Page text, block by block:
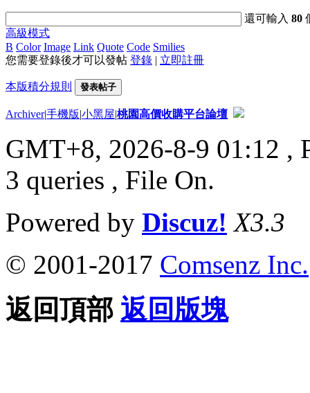
還可輸入80
高級模式
B Color Image Link Quote Code Smilies
您需要登錄後才可以發帖 登錄 | 立即註冊
本版積分規則 發表帖子
Archiver|手機版|小黑屋|桃園高價收購平台論壇
GMT+8, 2026-8-9 01:12 ,
3 queries , File On.
Powered by Discuz! X3.3
© 2001-2017 Comsenz Inc.
返回頂部 返回版塊